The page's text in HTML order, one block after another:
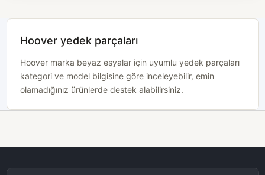
Hoover yedek parçaları
Hoover marka beyaz eşyalar için uyumlu yedek parçaları
kategori ve model bilgisine göre inceleyebilir, emin
olamadığınız ürünlerde destek alabilirsiniz.